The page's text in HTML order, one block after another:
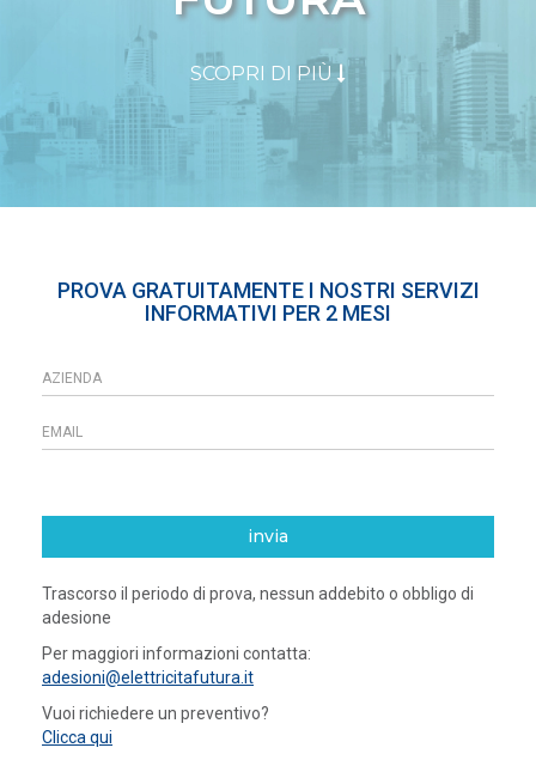
SCOPRI DI PIÙ
PROVA GRATUITAMENTE I NOSTRI SERVIZI
INFORMATIVI PER 2 MESI
invia
Trascorso il periodo di prova, nessun addebito o obbligo di
adesione
Per maggiori informazioni contatta:
adesioni@elettricitafutura.it
Vuoi richiedere un preventivo?
Clicca qui